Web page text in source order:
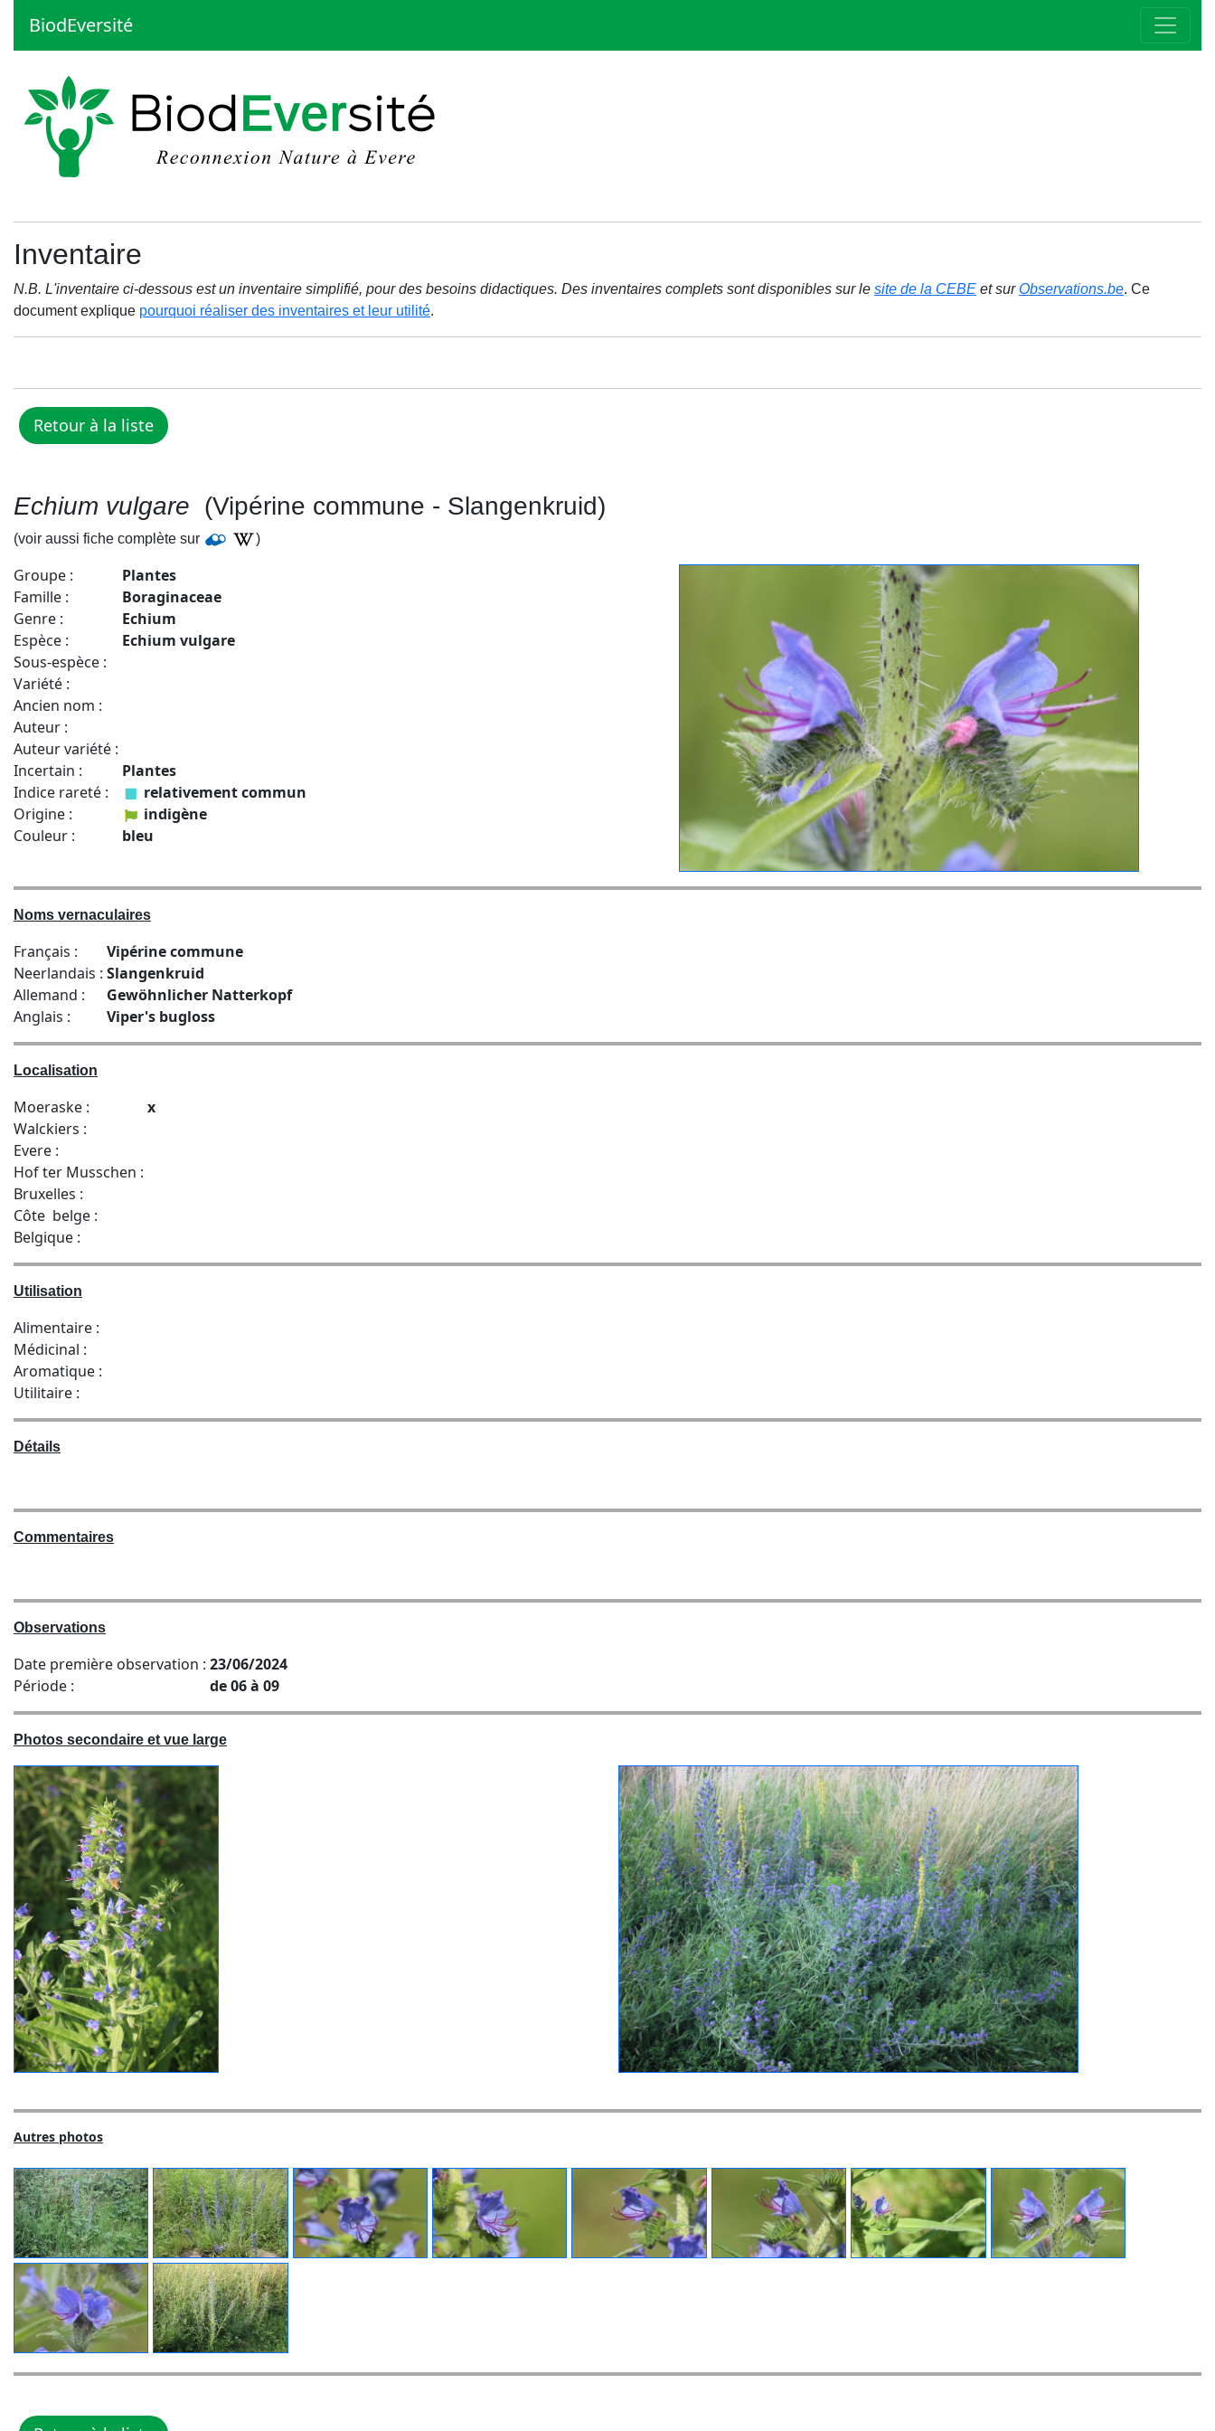
BiodEversité
Inventaire
N.B. L'inventaire ci-dessous est un inventaire simplifié, pour des besoins didactiques. Des inventaires complets sont disponibles sur le site de la CEBE et surObservations.be. Ce
document explique pourquoi réaliser des inventaires et leur utilité.
Echium vulgare (Vipérine commune - Slangenkruid)
(voir aussi fiche complète sur )
Groupe :
Plantes
Famille :
Boraginaceae
Genre :
Echium
Espèce :
Echium vulgare
Sous-espèce :
Variété :
Ancien nom :
Auteur :
Auteur variété :
Incertain :
Plantes
Indice rareté :
relativement commun
Origine :
indigène
Couleur :
bleu
Noms vernaculaires
Français :
Vipérine commune
Neerlandais : Slangenkruid
Allemand :
Gewöhnlicher Natterkopf
Anglais :
Viper's bugloss
Localisation
Moeraske :
x
Walckiers :
Evere :
Hof ter Musschen :
Bruxelles :
Côte belge :
Belgique :
Utilisation
Alimentaire :
Médicinal :
Aromatique :
Utilitaire :
Détails
Commentaires
Observations
Date première observation : 23/06/2024
Période :
de 06 à 09
Photos secondaire et vue large
Autres photos